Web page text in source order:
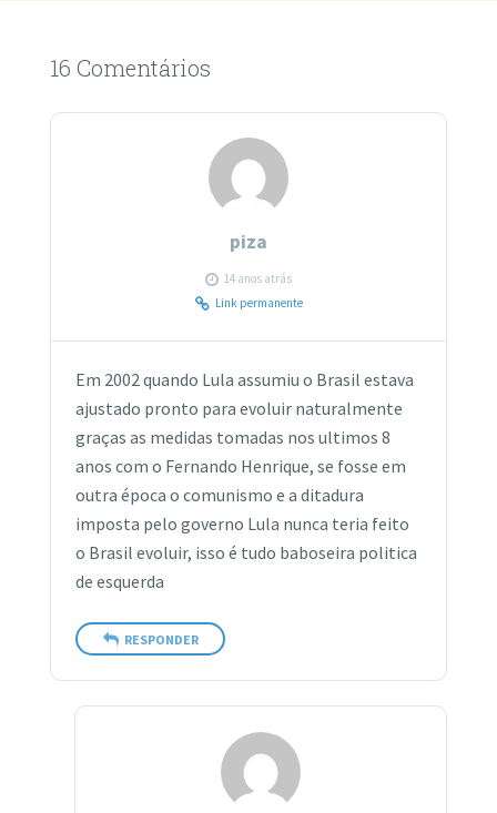
16 Comentários
piza
14 anos atrás
Link permanente
Em 2002 quando Lula assumiu o Brasil estava
ajustado pronto para evoluir naturalmente
graças as medidas tomadas nos ultimos 8
anos com o Fernando Henrique, se fosse em
outra época o comunismo e a ditadura
imposta pelo governo Lula nunca teria feito
o Brasil evoluir, isso é tudo baboseira politica
de esquerda
RESPONDER